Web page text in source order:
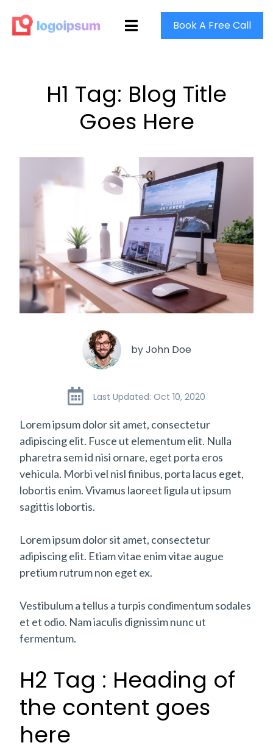
Book A Free Call
H1 Tag: Blog Title
Goes Here
by John Doe
Last Updated: Oct 10, 2020
Lorem ipsum dolor sit amet, consectetur
adipiscing elit. Fusce ut elementum elit. Nulla
pharetra sem id nisi ornare, eget porta eros
vehicula. Morbi vel nisl finibus, porta lacus eget,
lobortis enim. Vivamus laoreet ligula ut ipsum
sagittis lobortis.
Lorem ipsum dolor sit amet, consectetur
adipiscing elit. Etiam vitae enim vitae augue
pretium rutrum non eget ex.
Vestibulum a tellus a turpis condimentum sodales
et et odio. Nam iaculis dignissim nunc ut
fermentum.
H2 Tag : Heading of
the content goes
here